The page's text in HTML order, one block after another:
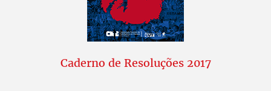
Caderno de Resoluções 2017